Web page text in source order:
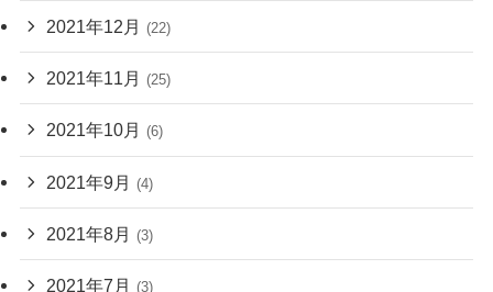
2021年12月 (22)
2021年11月 (25)
2021年10月 (6)
2021年9月 (4)
2021年8月 (3)
2021年7月 (3)